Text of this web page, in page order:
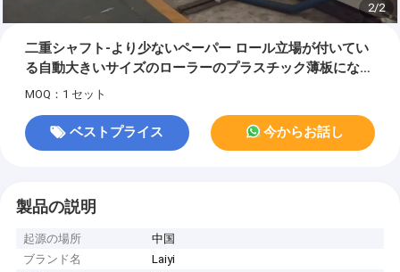
2/2
二重シャフト-より少ないペーパー ロール立場が付いてい
る自動大きいサイズのローラーのプラスチック薄板になる
機械
MOQ：1 セット
ベストプライス 今からお話し
製品の説明
起源の場所
中国
ブランド名
Laiyi